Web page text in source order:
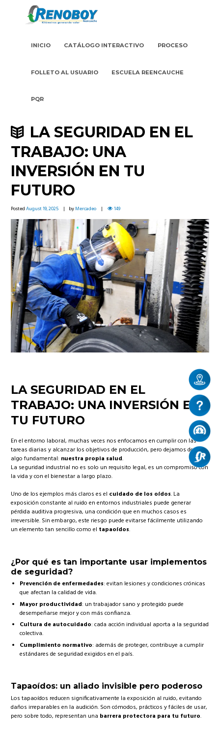
INICIO CATÁLOGO INTERACTIVO PROCESO
FOLLETO AL USUARIO ESCUELA REENCAUCHE
PQR
LA SEGURIDAD EN EL
TRABAJO: UNA
INVERSIÓN EN TU
FUTURO
PostedAugust 19, 2025 byMercadeo 149
LA SEGURIDAD EN EL
TRABAJO: UNA INVERSIÓN EN
TU FUTURO
En el entorno laboral, muchas veces nos enfocamos en cumplir con las
tareas diarias y alcanzar los objetivos de producción, pero dejamos de lado
algo fundamental: nuestra propia salud.
La seguridad industrial no es solo un requisito legal, es un compromiso con
la vida y con el bienestar a largo plazo.
Uno de los ejemplos más claros es el cuidado de los oídos. La
exposición constante al ruido en entornos industriales puede generar
pérdida auditiva progresiva, una condición que en muchos casos es
irreversible. Sin embargo, este riesgo puede evitarse fácilmente utilizando
un elemento tan sencillo como el tapaoídos.
¿Por qué es tan importante usar implementos
de seguridad?
Prevención de enfermedades: evitan lesiones y condiciones crónicas
que afectan la calidad de vida.
Mayor productividad: un trabajador sano y protegido puede
desempeñarse mejor y con más confianza.
Cultura de autocuidado: cada acción individual aporta a la seguridad
colectiva.
Cumplimiento normativo: además de proteger, contribuye a cumplir
estándares de seguridad exigidos en el país.
Tapaoídos: un aliado invisible pero poderoso
Los tapaoídos reducen significativamente la exposición al ruido, evitando
daños irreparables en la audición. Son cómodos, prácticos y fáciles de usar,
pero sobre todo, representan una barrera protectora para tu futuro.